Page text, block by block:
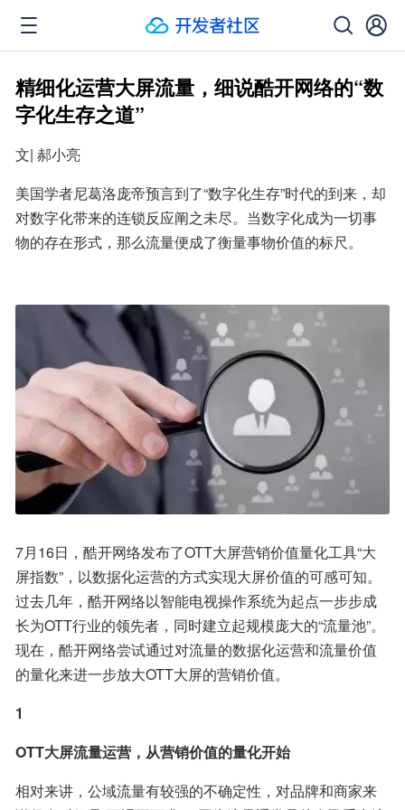
精细化运营大屏流量，细说酷开网络的“数
字化生存之道”
文| 郝小亮
美国学者尼葛洛庞帝预言到了“数字化生存”时代的到来，却
对数字化带来的连锁反应阐之未尽。当数字化成为一切事
物的存在形式，那么流量便成了衡量事物价值的标尺。
7月16日，酷开网络发布了OTT大屏营销价值量化工具“大
屏指数”，以数据化运营的方式实现大屏价值的可感可知。
过去几年，酷开网络以智能电视操作系统为起点一步步成
长为OTT行业的领先者，同时建立起规模庞大的“流量池”。
现在，酷开网络尝试通过对流量的数据化运营和流量价值
的量化来进一步放大OTT大屏的营销价值。
1
OTT大屏流量运营，从营销价值的量化开始
相对来讲，公域流量有较强的不确定性，对品牌和商家来